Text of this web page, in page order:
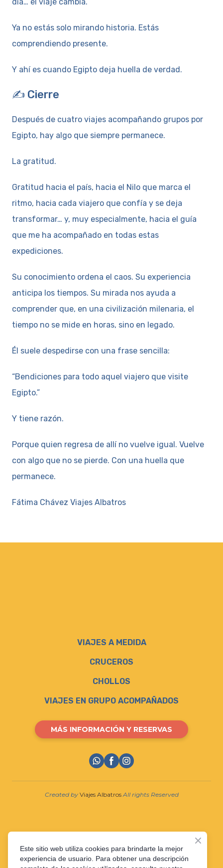
Ya no estás solo mirando historia. Estás
comprendiendo presente.
Y ahí es cuando Egipto deja huella de verdad.
✍️ Cierre
Después de cuatro viajes acompañando grupos por
Egipto, hay algo que siempre permanece.
La gratitud.
Gratitud hacia el país, hacia el Nilo que marca el
ritmo, hacia cada viajero que confía y se deja
transformar… y, muy especialmente, hacia el guía
que me ha acompañado en todas estas
expediciones.
Su conocimiento ordena el caos. Su experiencia
anticipa los tiempos. Su mirada nos ayuda a
comprender que, en una civilización milenaria, el
tiempo no se mide en horas, sino en legado.
Él suele despedirse con una frase sencilla:
“Bendiciones para todo aquel viajero que visite
Egipto.”
Y tiene razón.
Porque quien regresa de allí no vuelve igual. Vuelve
con algo que no se pierde. Con una huella que
permanece.
Fátima Chávez Viajes Albatros
VIAJES A MEDIDA
CRUCEROS
CHOLLOS
VIAJES EN GRUPO ACOMPAÑADOS
MÁS INFORMACIÓN Y RESERVAS
Created by Viajes Albatros All rights Reserved
Política de Privacidad
Este sitio web utiliza cookies para brindarte la mejor
experiencia de usuario. Para obtener una descripción